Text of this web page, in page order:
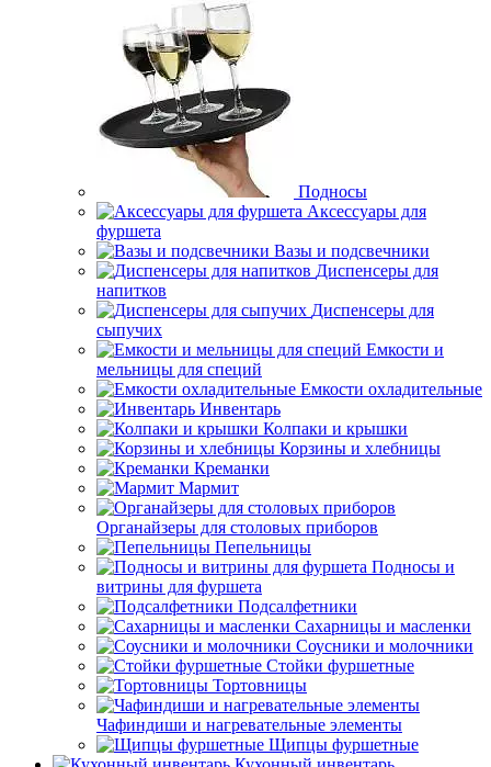
Подносы
Аксессуары для
фуршета
Вазы и подсвечники
Диспенсеры для
напитков
Диспенсеры для
сыпучих
Емкости и
мельницы для специй
Емкости охладительные
Инвентарь
Колпаки и крышки
Корзины и хлебницы
Креманки
Мармит
Органайзеры для столовых приборов
Пепельницы
Подносы и
витрины для фуршета
Подсалфетники
Сахарницы и масленки
Соусники и молочники
Стойки фуршетные
Тортовницы
Чафиндиши и нагревательные элементы
Щипцы фуршетные